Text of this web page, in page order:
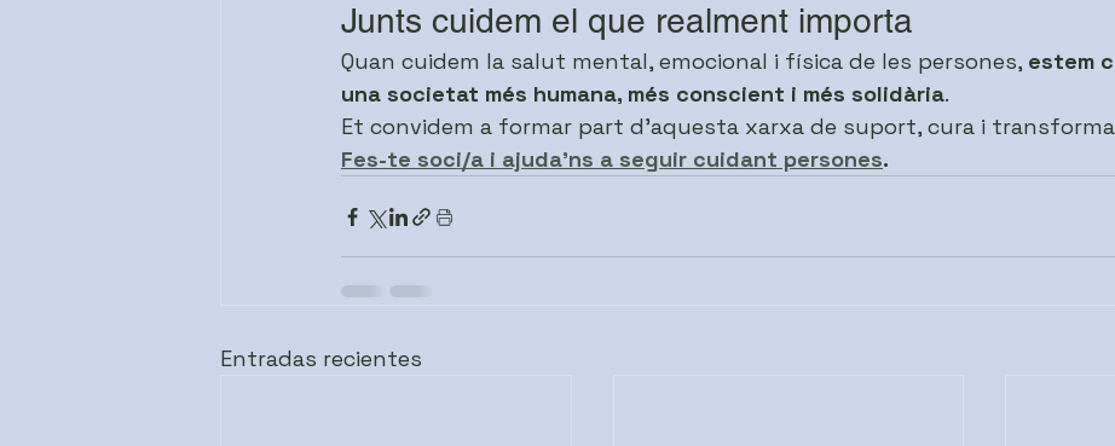
Junts cuidem el que realment importa
Quan cuidem la salut mental, emocional i física de les persones, estem
una societat més humana, més conscient i més solidària.
Et convidem a formar part d’aquesta xarxa de suport, cura i
Fes-te soci/a i ajuda’ns a seguir cuidant persones.
Entradas recientes